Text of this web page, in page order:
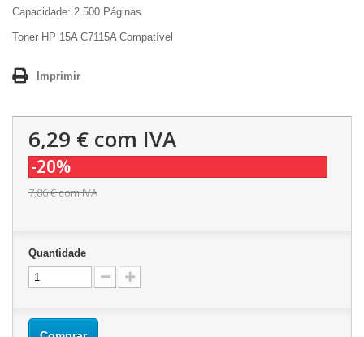
Capacidade: 2.500 Páginas
Toner HP 15A C7115A Compatível
Imprimir
6,29 € com IVA
-20%
7,86 €com IVA
Quantidade